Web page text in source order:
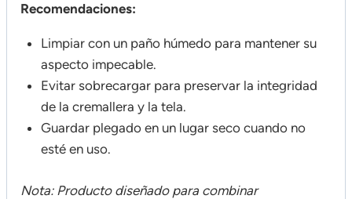
Recomendaciones:
Limpiar con un paño húmedo para mantener su
aspecto impecable.
Evitar sobrecargar para preservar la integridad
de la cremallera y la tela.
Guardar plegado en un lugar seco cuando no
esté en uso.
Nota: Producto diseñado para combinar